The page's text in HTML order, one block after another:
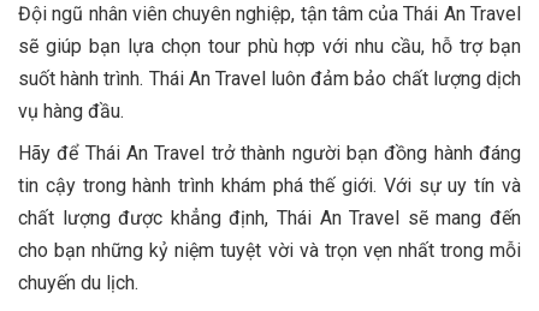
Đội ngũ nhân viên chuyên nghiệp, tận tâm của Thái An Travel
sẽ giúp bạn lựa chọn tour phù hợp với nhu cầu, hỗ trợ bạn
suốt hành trình. Thái An Travel luôn đảm bảo chất lượng dịch
vụ hàng đầu.
Hãy để Thái An Travel trở thành người bạn đồng hành đáng
tin cậy trong hành trình khám phá thế giới. Với sự uy tín và
chất lượng được khẳng định, Thái An Travel sẽ mang đến
cho bạn những kỷ niệm tuyệt vời và trọn vẹn nhất trong mỗi
chuyến du lịch.